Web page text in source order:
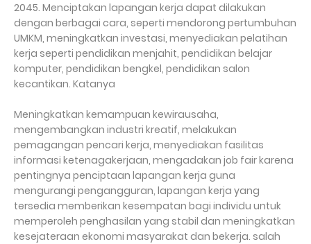
2045. Menciptakan lapangan kerja dapat dilakukan
dengan berbagai cara, seperti mendorong pertumbuhan
UMKM, meningkatkan investasi, menyediakan pelatihan
kerja seperti pendidikan menjahit, pendidikan belajar
komputer, pendidikan bengkel, pendidikan salon
kecantikan. Katanya
Meningkatkan kemampuan kewirausaha,
mengembangkan industri kreatif, melakukan
pemagangan pencari kerja, menyediakan fasilitas
informasi ketenagakerjaan, mengadakan job fair karena
pentingnya penciptaan lapangan kerja guna
mengurangi pengangguran, lapangan kerja yang
tersedia memberikan kesempatan bagi individu untuk
memperoleh penghasilan yang stabil dan meningkatkan
kesejateraan ekonomi masyarakat dan bekerja. salah